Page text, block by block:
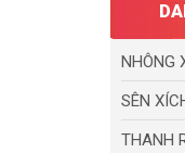
NHÔNG
SÊN
THANH